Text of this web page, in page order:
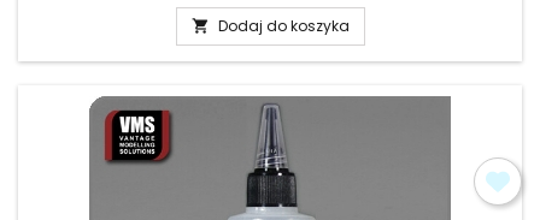
 Dodaj do koszyka